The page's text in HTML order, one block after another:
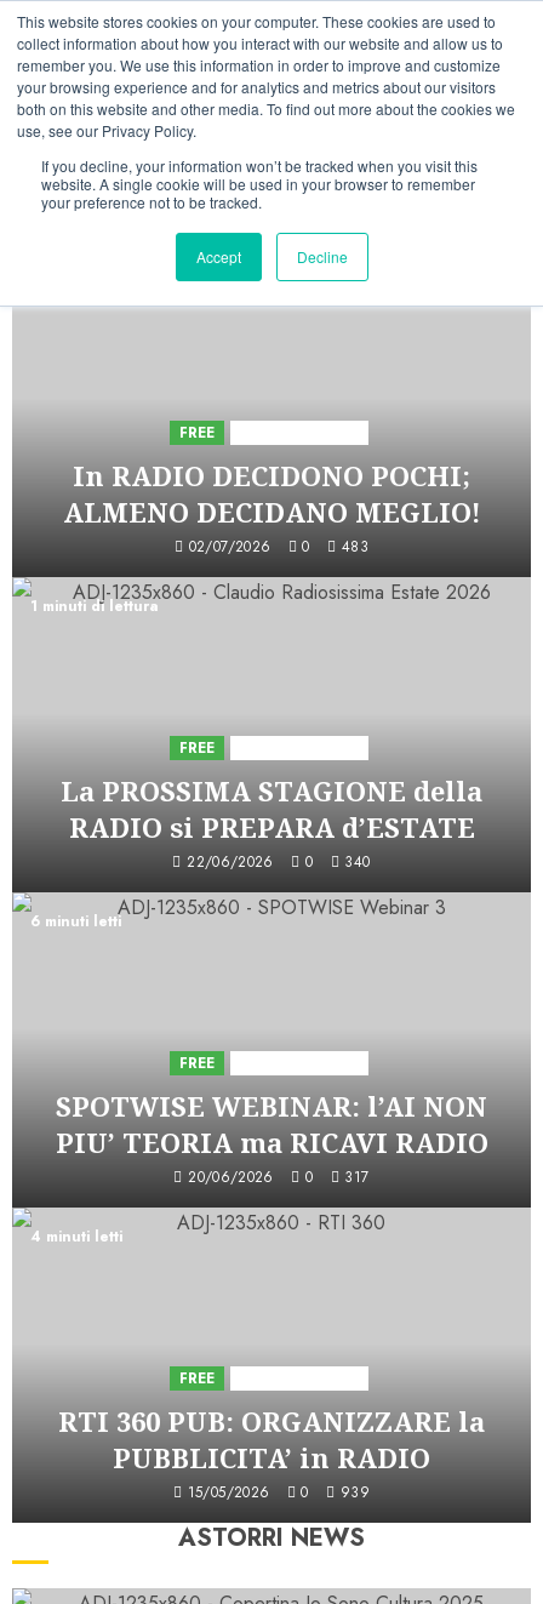
This website stores cookies on your computer. These cookies are used to
collect information about how you interact with our website and allow us to
remember you. We use this information in order to improve and customize
your browsing experience and for analytics and metrics about our visitors
both on this website and other media. To find out more about the cookies we
use, see our Privacy Policy.
If you decline, your information won’t be tracked when you visit this
website. A single cookie will be used in your browser to remember
your preference not to be tracked.
Accept Decline
Vai
contenuto
10/08/202604:58:54
LinkedinFacebook
X TelegramWhatsappMastodon
INIZIATIVE ASTORRI
FREE
In RADIO DECIDONO POCHI;
ALMENO DECIDANO MEGLIO!
02/07/2026 0 483
1 minuti di lettura
FREE
La PROSSIMA STAGIONE della
RADIO si PREPARA d’ESTATE
22/06/2026 0 340
6 minuti letti
FREE
SPOTWISE WEBINAR: l’AI NON
PIU’ TEORIA ma RICAVI RADIO
20/06/2026 0 317
4 minuti letti
FREE
RTI 360 PUB: ORGANIZZARE la
PUBBLICITA’ in RADIO
15/05/2026 0 939
ASTORRI NEWS